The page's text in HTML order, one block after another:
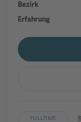
Bezirk
Erfahrung
FULLTIME